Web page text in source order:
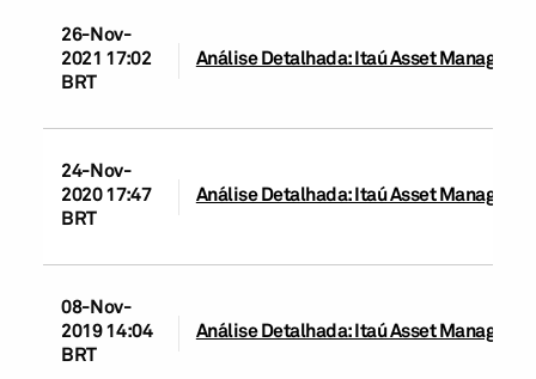
26-Nov-
2021 17:02
BRT
Análise Detalhada: Itaú Asset
24-Nov-
2020 17:47
BRT
Análise Detalhada: Itaú Asset
08-Nov-
2019 14:04
BRT
Análise Detalhada: Itaú Asset